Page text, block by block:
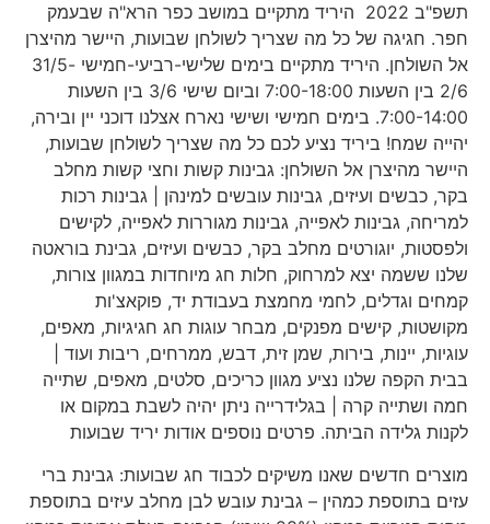
תשפ"ב 2022 היריד מתקיים במושב כפר הרא"ה שבעמק
חפר. חגיגה של כל מה שצריך לשולחן שבועות, היישר מהיצרן
אל השולחן. היריד מתקיים בימים שלישי-רביעי-חמישי 31/5-
2/6 בין השעות 7:00-18:00 וביום שישי 3/6 בין השעות
7:00-14:00. בימים חמישי ושישי נארח אצלנו דוכני יין ובירה,
יהייה שמח! ביריד נציע לכם כל מה שצריך לשולחן שבועות,
היישר מהיצרן אל השולחן: גבינות קשות וחצי קשות מחלב
בקר, כבשים ועיזים, גבינות עובשים למינהן | גבינות רכות
למריחה, גבינות לאפייה, גבינות מגוררות לאפייה, לקישים
ולפסטות, יוגורטים מחלב בקר, כבשים ועיזים, גבינת בוראטה
שלנו ששמה יצא למרחוק, חלות חג מיוחדות במגוון צורות,
קמחים וגדלים, לחמי מחמצת בעבודת יד, פוקאצ'ות
מקושטות, קישים מפנקים, מבחר עוגות חג חגיגיות, מאפים,
עוגיות, יינות, בירות, שמן זית, דבש, ממרחים, ריבות ועוד |
בבית הקפה שלנו נציע מגוון כריכים, סלטים, מאפים, שתייה
חמה ושתייה קרה | בגלידרייה ניתן יהיה לשבת במקום או
לקנות גלידה הביתה. פרטים נוספים אודות יריד שבועות
מוצרים חדשים שאנו משיקים לכבוד חג שבועות: גבינת ברי
עזים בתוספת כמהין – גבינת עובש לבן מחלב עיזים בתוספת